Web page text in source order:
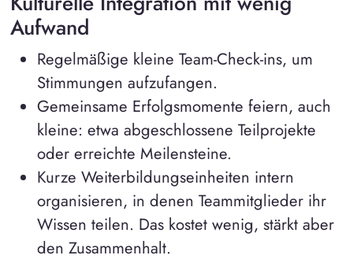
Aufwand
Regelmäßige kleine Team-Check-ins, um
Stimmungen aufzufangen.
Gemeinsame Erfolgsmomente feiern, auch
kleine: etwa abgeschlossene Teilprojekte
oder erreichte Meilensteine.
Kurze Weiterbildungseinheiten intern
organisieren, in denen Teammitglieder ihr
Wissen teilen. Das kostet wenig, stärkt aber
den Zusammenhalt.